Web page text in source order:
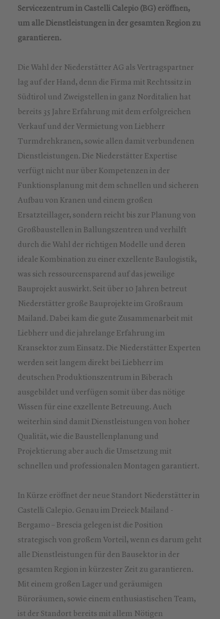
Servicezentrum in Castelli Calepio (BG) eröffnen,
um alle Dienstleistungen in der gesamten Region zu
garantieren.
Die Wahl der Niederstätter AG als Vertragspartner
lag auf der Hand, denn die Firma mit Rechtssitz in
Südtirol und Zweigstellen in ganz Norditalien hat
bereits 35 Jahre Erfahrung mit dem erfolgreichen
Verkauf und der Vermietung von Liebherr
Turmdrehkranen, sowie allen damit verbundenen
Dienstleistungen. Die Niederstätter Expertise
verfügt nicht nur über Kompetenzen in der
Funktionsplanung mit dem schnellen und sicheren
Aufbau von Kranen und einem großen
Ersatzteillager, sondern reicht bis zur Planung von
Großbaustellen in Ballungszentren und verhilft
durch die Wahl der richtigen Modelle und deren
ideale Kombination zu einer exzellente Baulogistik,
was sich ressourcensparend auf das jeweilige
Bauprojekt auswirkt. Seit über 10 Jahren betreut
Niederstätter große Bauprojekte im Großraum
Mailand. Dabei kam die gute Zusammenarbeit mit
Liebherr und die jahrelange Erfahrung im
Kransektor zum Einsatz. Die Niederstätter Experten
werden seit langem direkt bei Liebherr im
deutschen Produktionszentrum in Biberach
ausgebildet und verfügen somit über das nötige
Wissen für eine exzellente Betreuung. Auch
weiterhin sind damit Dienstleistungen von hoher
Qualität, wie die Baustellenplanung und
Projektierung aber auch die Umsetzung mit
schnellen und professionalen Montagen garantiert.
In Kürze eröffnet der neue Standort Niederstätter in
Castelli Calepio. Genau im Dreieck Mailand -
Bergamo – Brescia gelegen ist die Position
strategisch von großem Vorteil, wenn es darum geht
alle Dienstleistungen für den Bausektor in der
gesamten Region in kürzester Zeit zu garantieren.
Mit einem großen Lager und geräumigen
Büroräumen, sowie einem enthusiastischen Team,
ist der Standort bereits mit allem Nötigen